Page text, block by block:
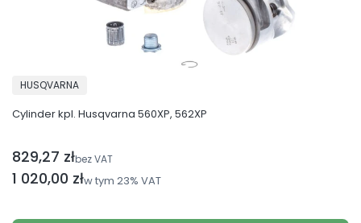
Cylinder kpl. Husqvarna 560XP, 562XP
PRODUCENT
HUSQVARNA
Cena brutto
1 020,00 złw tym 23% VAT
Cena netto
829,27 złbez VAT